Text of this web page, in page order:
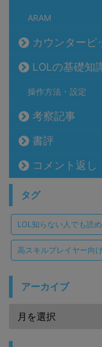
ARAM
カウンターピ
LOLの基礎知
操作方法・設定
考察記事
書評
コメント返し
タグ
LOL知らない人でも読
高スキルプレイヤー向け
アーカイブ